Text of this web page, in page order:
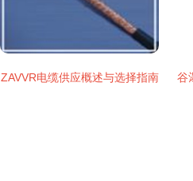
ZAVVR电缆供应概述与选择指南